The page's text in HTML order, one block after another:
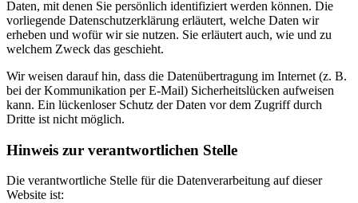
Daten, mit denen Sie persönlich identifiziert werden können. Die
vorliegende Datenschutzerklärung erläutert, welche Daten wir
erheben und wofür wir sie nutzen. Sie erläutert auch, wie und zu
welchem Zweck das geschieht.
Wir weisen darauf hin, dass die Datenübertragung im Internet (z. B.
bei der Kommunikation per E-Mail) Sicherheitslücken aufweisen
kann. Ein lückenloser Schutz der Daten vor dem Zugriff durch
Dritte ist nicht möglich.
Hinweis zur verantwortlichen Stelle
Die verantwortliche Stelle für die Datenverarbeitung auf dieser
Website ist: